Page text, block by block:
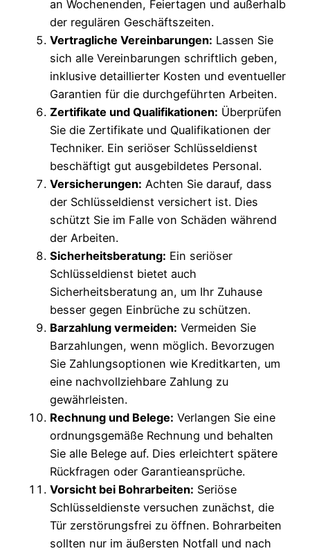
an Wochenenden, Feiertagen und außerhalb
der regulären Geschäftszeiten.
Vertragliche Vereinbarungen: Lassen Sie
sich alle Vereinbarungen schriftlich geben,
inklusive detaillierter Kosten und eventueller
Garantien für die durchgeführten Arbeiten.
Zertifikate und Qualifikationen: Überprüfen
Sie die Zertifikate und Qualifikationen der
Techniker. Ein seriöser Schlüsseldienst
beschäftigt gut ausgebildetes Personal.
Versicherungen: Achten Sie darauf, dass
der Schlüsseldienst versichert ist. Dies
schützt Sie im Falle von Schäden während
der Arbeiten.
Sicherheitsberatung: Ein seriöser
Schlüsseldienst bietet auch
Sicherheitsberatung an, um Ihr Zuhause
besser gegen Einbrüche zu schützen.
Barzahlung vermeiden: Vermeiden Sie
Barzahlungen, wenn möglich. Bevorzugen
Sie Zahlungsoptionen wie Kreditkarten, um
eine nachvollziehbare Zahlung zu
gewährleisten.
Rechnung und Belege: Verlangen Sie eine
ordnungsgemäße Rechnung und behalten
Sie alle Belege auf. Dies erleichtert spätere
Rückfragen oder Garantieansprüche.
Vorsicht bei Bohrarbeiten: Seriöse
Schlüsseldienste versuchen zunächst, die
Tür zerstörungsfrei zu öffnen. Bohrarbeiten
sollten nur im äußersten Notfall und nach